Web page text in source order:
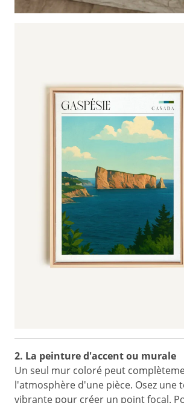
2. La peinture d'accent ou murale
Un seul mur coloré peut
l'atmosphère d'une pièce. Osez une
vibrante pour créer un point focal.